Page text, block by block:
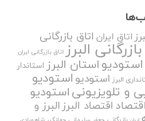
اتاق ایران اتاق بازرگانی
البرز اتاق بازرگانی ایران
استودیواستان البرز استاندار
البرز استودیواستودیو
و تلویزیونیاستودیو
اقتصاداقتصاد البرزالبرز و